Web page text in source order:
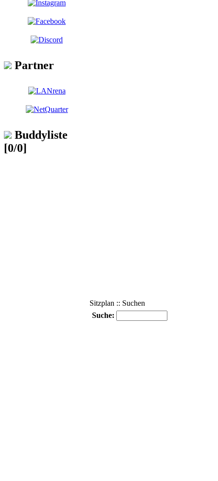
Partner
Buddyliste
[0/0]
Sitzplan :: Suchen
Suche: